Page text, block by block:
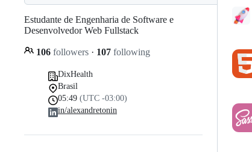
Estudante de Engenharia de Software e
Desenvolvedor Web Fullstack
106 followers · 107 following
DixHealth
Brasil
05:49 (UTC -03:00)
in/alexandretonin